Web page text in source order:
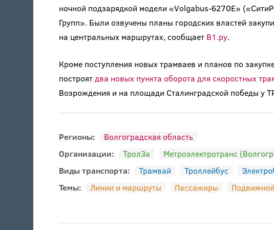
ночной подзарядкой модели «Volgabus-6270E»
Групп». Были озвучены планы городских властей
на центральных маршрутах, сообщает В1.ру.
Кроме поступления новых трамваев и планов по
построятдва новых пункта оборота для скоростных
Возрождения и на площади Сталинградской победы у
Регионы:
Волгоградская область
Организации:
ТролЗа Метроэлектротранс
Виды транспорта:
Трамвай Троллейбус
Темы:
Линии и маршруты Пассажиры